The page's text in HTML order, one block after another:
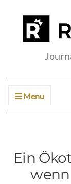
Menu
Ein